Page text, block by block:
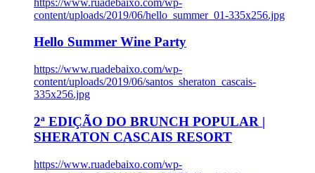
content/uploads/2019/06/hello_summer_01-335x256.jpg
Hello Summer Wine Party
https://www.ruadebaixo.com/wp-
content/uploads/2019/06/santos_sheraton_cascais-
335x256.jpg
2ª EDIÇÃO DO BRUNCH POPULAR |
SHERATON CASCAIS RESORT
https://www.ruadebaixo.com/wp-